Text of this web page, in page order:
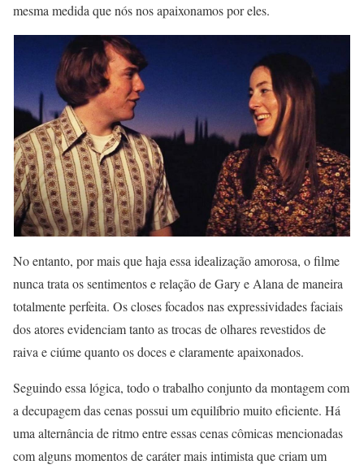
mesma medida que nós nos apaixonamos por eles.
No entanto, por mais que haja essa idealização amorosa, o filme
nunca trata os sentimentos e relação de Gary e Alana de maneira
totalmente perfeita. Os closes focados nas expressividades faciais
dos atores evidenciam tanto as trocas de olhares revestidos de
raiva e ciúme quanto os doces e claramente apaixonados.
Seguindo essa lógica, todo o trabalho conjunto da montagem com
a decupagem das cenas possui um equilíbrio muito eficiente. Há
uma alternância de ritmo entre essas cenas cômicas mencionadas
com alguns momentos de caráter mais intimista que criam um